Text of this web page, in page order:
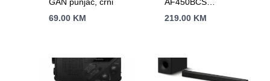
69.00 KM
Snaga 1500W
219.00 KM